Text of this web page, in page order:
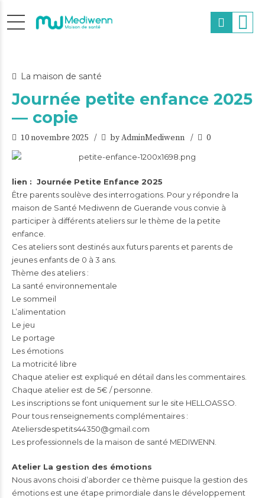
La maison de santé
Journée petite enfance 2025
— copie
10 novembre 2025 by AdminMediwenn 0
lien : Journée Petite Enfance 2025
Être parents soulève des interrogations. Pour y répondre la
maison de Santé Mediwenn de Guerande vous convie à
participer à différents ateliers sur le thème de la petite
enfance.
Ces ateliers sont destinés aux futurs parents et parents de
jeunes enfants de 0 à 3 ans.
Thème des ateliers :
La santé environnementale
Le sommeil
L’alimentation
Le jeu
Le portage
Les émotions
La motricité libre
Chaque atelier est expliqué en détail dans les commentaires.
Chaque atelier est de 5€ / personne.
Les inscriptions se font uniquement sur le site HELLOASSO.
Pour tous renseignements complémentaires :
Ateliersdespetits44350@gmail.com
Les professionnels de la maison de santé MEDIWENN.
Atelier La gestion des émotions
Nous avons choisi d’aborder ce thème puisque la gestion des
émotions est une étape primordiale dans le développement